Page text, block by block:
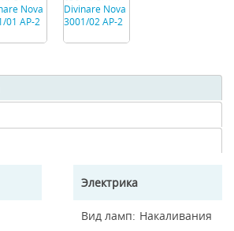
Электрика
Вид ламп Накаливания